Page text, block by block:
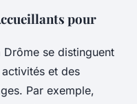
pour
se distinguent
et des
Par exemple,